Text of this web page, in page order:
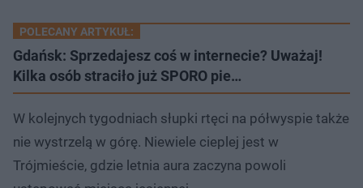
POLECANY ARTYKUŁ:
Gdańsk: Sprzedajesz coś w internecie? Uważaj!
Kilka osób straciło już SPORO pie…
W kolejnych tygodniach słupki rtęci na półwyspie także
nie wystrzelą w górę. Niewiele cieplej jest w
Trójmieście, gdzie letnia aura zaczyna powoli